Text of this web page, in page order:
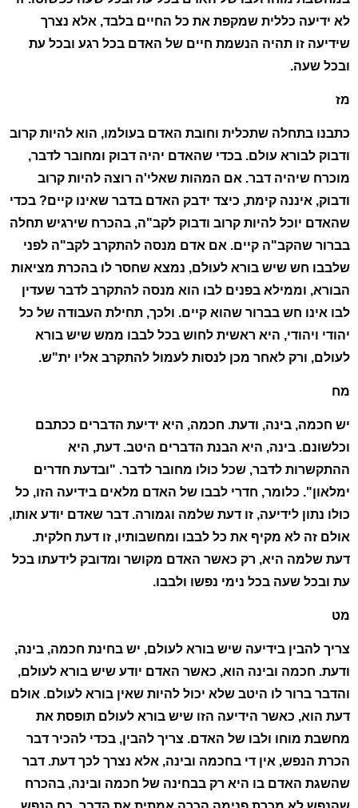
לא ידיעה כללית שמקפת את כל החיים בלבד, אלא נצרך
שידיעה זו תהיה הנשמת חיים של האדם בכל רגע ובכל עת
ובכל שעה.
מז
כתבנו בתחלה שתכלית וחובת האדם בעולמו, הוא להיות קרוב
ודבוק לבורא עולם. בכדי שהאדם יהיה דבוק ומחובר לדבר,
מוכרח שיהיה דבר. אם המהות שאלי'ה רוצה להיות קרוב
ודבוק, איננה קימת, כיצד ידבק האדם בדבר שאינו קיים? בכדי
שהאדם יוכל להיות קרוב ודבוק לקב"ה, בהכרח שירגיש תחלה
בברור שהקב"ה קיים. אם אדם מנסה להתקרב לקב"ה לפני
שלבבו חש שיש בורא לעולם, נמצא שחסר לו בהכרת מציאות
הבורא, וממילא בפנים לבו הוא מנסה להתקרב לדבר שעדין
לבו אינו חש בברור שהוא קיים. ולכך, תחילת העבודה של כל
יהודי ויהודי, היא ראשית לחוש בכל לבבו ממש שיש בורא
לעולם, ורק לאחר מכן לנסות לעמול להתקרב אליו ית"ש.
מח
יש חכמה, בינה, ודעת. חכמה, היא ידיעת הדברים ככתבם
וכלשונם. בינה, היא הבנת הדברים היטב. דעת, היא
ההתקשרות לדבר, שכל כולו מחובר לדבר. "ובדעת חדרים
ימלאון". כלומר, חדרי לבבו של האדם מלאים בידיעה הזו, כל
כולו נתון לידיעה, זו דעת שלמה וגמורה. דבר שאדם יודע אותו,
אולם זה לא מקיף את כל לבבו ומחשבותיו, זו דעת חלקית.
דעת שלמה היא, רק כאשר האדם מקושר ומדובק לידעתו בכל
עת ובכל שעה בכל נימי נפשו ולבבו.
מט
צריך להבין בידיעה שיש בורא לעולם, יש בחינת חכמה, בינה,
ודעת. חכמה ובינה הוא, כאשר האדם יודע שיש בורא לעולם,
והדבר ברור לו היטב שלא יכול להיות שאין בורא לעולם. אולם
דעת הוא, כאשר הידיעה הזו שיש בורא לעולם תופסת את
מחשבת מוחו ולבו של האדם. צריך להבין, בכדי להכיר דבר
הכרת הנפש, אין די בחכמה ובינה, אלא נצרך לכך דעת. דבר
שהשגת האדם בו היא רק בבחינה של חכמה ובינה, בהכרח